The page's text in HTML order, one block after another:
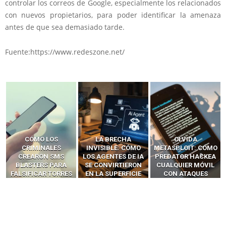
controlar los correos de Google, especialmente los relacionados
con nuevos propietarios, para poder identificar la amenaza
antes de que sea demasiado tarde.
Fuente:https://www.redeszone.net/
LA BRECHA
INVISIBLE: CÓMO
LOS AGENTES DE IA
SE CONVIRTIERON
EN LA SUPERFICIE
OLVIDA
METASPLOIT: CÓMO
PREDATOR HACKEA
CUALQUIER MÓVIL
CON ATAQUES
CÓMO LOS HACKERS
INTERCEPTAN OTPS
Y LLAMADAS
MÓVILES SIN
‘HACKEAR’ — EL